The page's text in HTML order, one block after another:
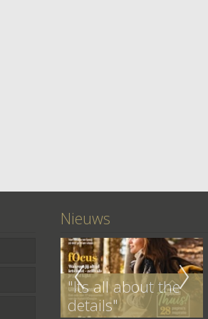
Nieuws
"Its all about the
details"